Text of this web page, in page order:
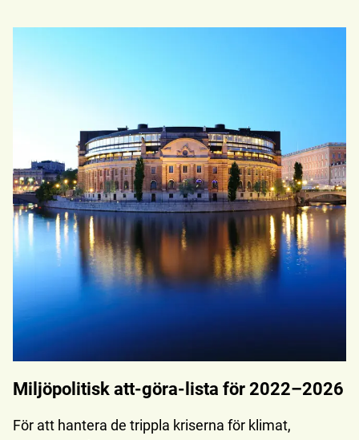
Miljöpolitisk att-göra-lista för 2022–2026
För att hantera de trippla kriserna för klimat,